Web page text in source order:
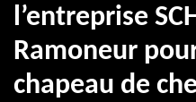
l’entreprise
Ramoneur
chapeau de